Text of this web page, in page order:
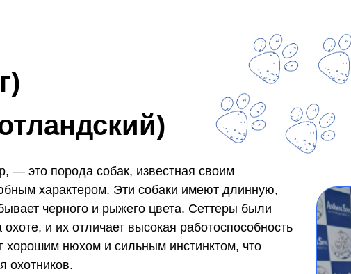
— это порода собак, известная своим
характером. Эти собаки имеют длинную,
черного и рыжего цвета. Сеттеры были
и их отличает высокая работоспособность
нюхом и сильным инстинктом, что
охотников.